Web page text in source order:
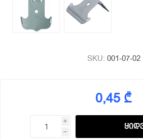
SKU: 001-07-02
0,45 ₾
i
h